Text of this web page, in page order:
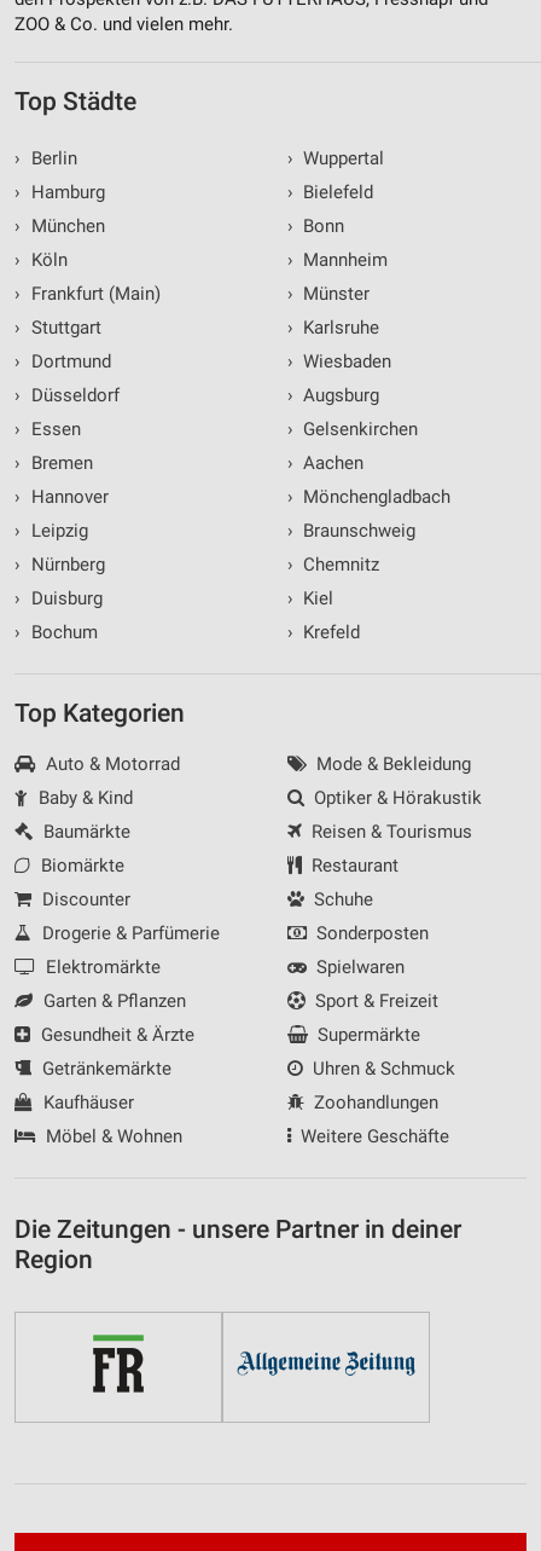
ZOO & Co. und vielen mehr.
Top Städte
›
Berlin
›
Hamburg
›
München
›
Köln
›
Frankfurt (Main)
› Stuttgart
›
Dortmund
›
Düsseldorf
›
Essen
›
Bremen
›
Hannover
›
Leipzig
›
Nürnberg
›
Duisburg
›
Bochum
› Wuppertal
› Bielefeld
› Bonn
› Mannheim
› Münster
› Karlsruhe
› Wiesbaden
› Augsburg
› Gelsenkirchen
› Aachen
› Mönchengladbach
› Braunschweig
› Chemnitz
› Kiel
› Krefeld
Top Kategorien
Auto & Motorrad
Baby & Kind
Baumärkte
Biomärkte
Discounter
Drogerie & Parfümerie
Elektromärkte
Garten & Pflanzen
Gesundheit & Ärzte
Getränkemärkte
Kaufhäuser
Möbel & Wohnen
Mode & Bekleidung
Optiker & Hörakustik
Reisen & Tourismus
Restaurant
Schuhe
Sonderposten
Spielwaren
Sport & Freizeit
Supermärkte
Uhren & Schmuck
Zoohandlungen
Weitere Geschäfte
Die Zeitungen - unsere Partner in deiner
Region